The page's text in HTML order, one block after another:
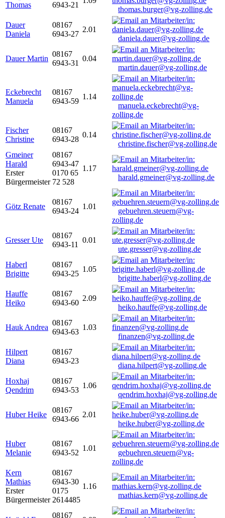
Thomas
6943-21
thomas.burger@vg-zolling.de
Dauer
Daniela
08167
6943-27
2.01
daniela.dauer@vg-zolling.de
Dauer Martin
08167
6943-31
0.04
martin.dauer@vg-zolling.de
Eckebrecht
Manuela
08167
6943-59
1.14
manuela.eckebrecht@vg-
zolling.de
Fischer
Christine
08167
6943-28
0.14
christine.fischer@vg-zolling.de
Gmeiner
Harald
Erster
Bürgermeister
08167
6943-47
0170 65
72 528
1.17
harald.gmeiner@vg-zolling.de
Götz Renate
08167
6943-24
1.01
gebuehren.steuern@vg-
zolling.de
Gresser Ute
08167
6943-11
0.01
ute.gresser@vg-zolling.de
Haberl
Brigitte
08167
6943-25
1.05
brigitte.haberl@vg-zolling.de
Hauffe
Heiko
08167
6943-60
2.09
heiko.hauffe@vg-zolling.de
Hauk Andrea
08167
6943-63
1.03
finanzen@vg-zolling.de
Hilpert
Diana
08167
6943-23
diana.hilpert@vg-zolling.de
Hoxhaj
Qendrim
08167
6943-53
1.06
qendrim.hoxhaj@vg-zolling.de
Huber Heike
08167
6943-66
2.01
heike.huber@vg-zolling.de
Huber
Melanie
08167
6943-52
1.01
gebuehren.steuern@vg-
zolling.de
Kern
Mathias
Erster
Bürgermeister
08167
6943-30
0175
2614485
1.16
mathias.kern@vg-zolling.de
08167